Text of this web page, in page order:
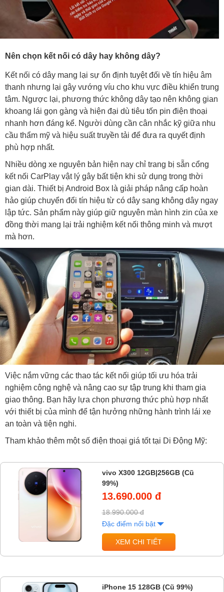
Nên chọn kết nối có dây hay không dây?
Kết nối có dây mang lại sự ổn định tuyệt đối về tín hiệu âm
thanh nhưng lại gây vướng víu cho khu vực điều khiển trung
tâm. Ngược lại, phương thức không dây tạo nên không gian
khoang lái gọn gàng và hiện đại dù tiêu tốn pin điện thoại
nhanh hơn đáng kể. Người dùng cần cân nhắc kỹ giữa nhu
cầu thẩm mỹ và hiệu suất truyền tải để đưa ra quyết định
phù hợp nhất.
Nhiều dòng xe nguyên bản hiện nay chỉ trang bị sẵn cổng
kết nối CarPlay vật lý gây bất tiện khi sử dụng trong thời
gian dài. Thiết bị Android Box là giải pháp nâng cấp hoàn
hảo giúp chuyển đổi tín hiệu từ có dây sang không dây ngay
lập tức. Sản phẩm này giúp giữ nguyên màn hình zin của xe
đồng thời mang lại trải nghiệm kết nối thông minh và mượt
mà hơn.
Việc nắm vững các thao tác kết nối giúp tối ưu hóa trải
nghiệm công nghệ và nâng cao sự tập trung khi tham gia
giao thông. Bạn hãy lựa chọn phương thức phù hợp nhất
với thiết bị của mình để tận hưởng những hành trình lái xe
an toàn và tiện nghi.
Tham khảo thêm một số điện thoại giá tốt tại Di Động Mỹ:
vivo X300 12GB|256GB (Cũ
99%)
13.690.000 đ
18.990.000 đ
Đặc điểm nổi bật
XEM CHI TIẾT
iPhone 15 128GB (Cũ 99%)